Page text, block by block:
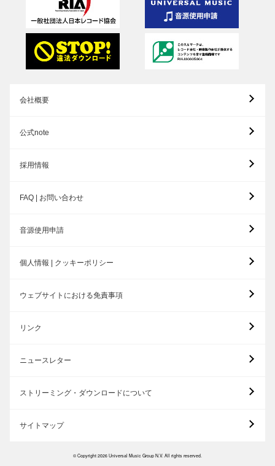
会社概要
公式note
採用情報
FAQ | お問い合わせ
音源使用申請
個人情報 | クッキーポリシー
ウェブサイトにおける免責事項
リンク
ニュースレター
ストリーミング・ダウンロードについて
サイトマップ
© Copyright 2026 Universal Music Group N.V. All rights reserved.